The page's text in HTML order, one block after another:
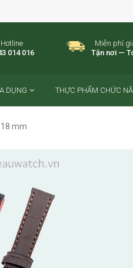
Hotline
014 016
Miễn phí
Tận nơi —
DỤNG THỰC PHẨM CHỨC
18 mm